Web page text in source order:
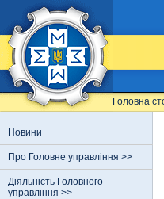
Головна
Новини
Про Головне управління >>
Діяльність Головного
управління >>